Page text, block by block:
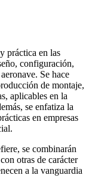
práctica en las
configuración,
Se hace
de montaje,
aplicables en la
se enfatiza la
en empresas
se combinarán
otras de carácter
a la vanguardia